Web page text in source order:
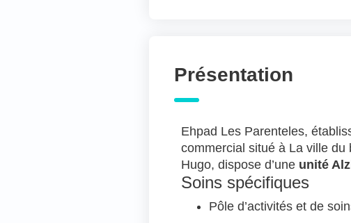
Présentation
Ehpad Les Parenteles,
commercial situé à La ville du
Hugo, dispose d’une unité
Soins spécifiques
Pôle d’activités et de